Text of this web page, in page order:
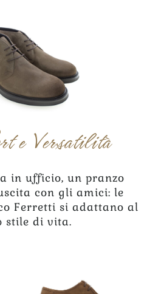
e Versatilità
in ufficio, un pranzo
con gli amici: le
Ferretti si adattano al
stile di vita.